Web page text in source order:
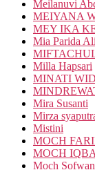
Meilanuvi
MEIYANA
MEY IKA
Mia Parida
Milla Hapsari
MINATI
Mira Susanti
Mirza
Mistini
MOCH
MOCH
Moch